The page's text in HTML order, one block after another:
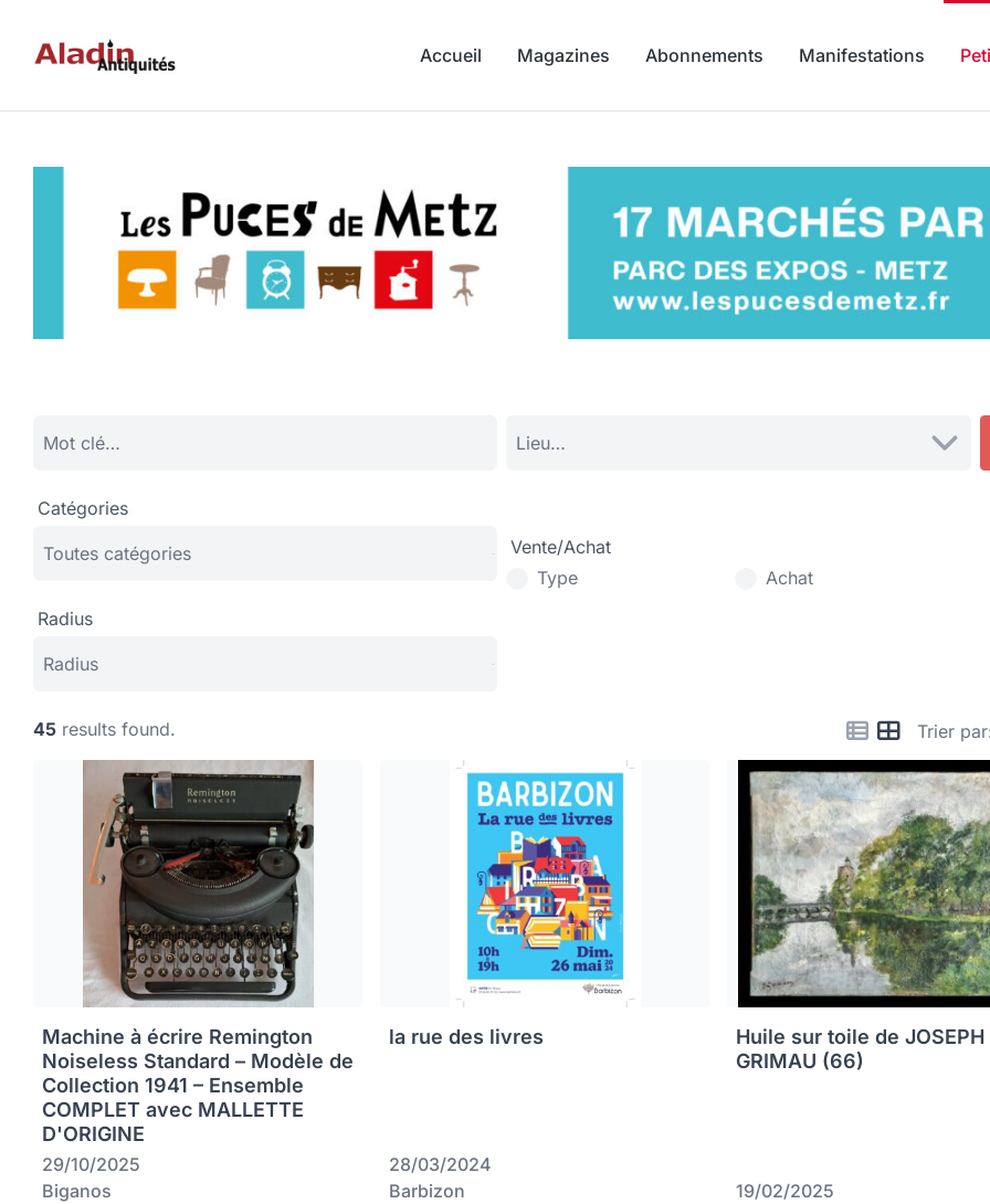
Accueil Magazines Abonnements Manifestations
Catégories
Vente/Achat
Type
Achat
Radius
Trier
45 results found.
Machine à écrire Remington
Noiseless Standard – Modèle de
Collection 1941 – Ensemble
COMPLET avec MALLETTE
D'ORIGINE
29/10/2025
Biganos
la rue des livres
28/03/2024
Barbizon
Huile sur toile de JOSEPH
GRIMAU (66)
19/02/2025